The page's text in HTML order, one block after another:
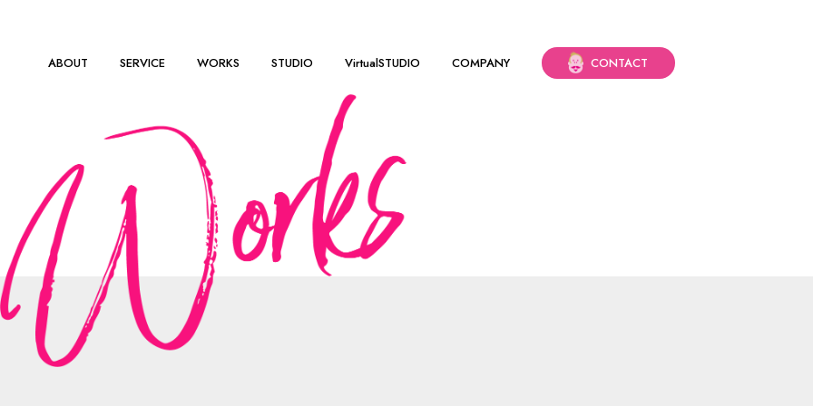
ABOUT SERVICE WORKS STUDIO VirtualSTUDIO COMPANY CONTACT
いて
会社ドリーム・ラボが収集し、利用する全ての個人情報をその対象として、株式会社ドリー
的指針を定めるものです。